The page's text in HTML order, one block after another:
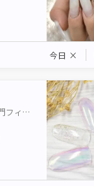
今日 ×
パラジェルネイル専門フィルイン導入店 Nai-Chan Nail 後楽園【水道橋店】